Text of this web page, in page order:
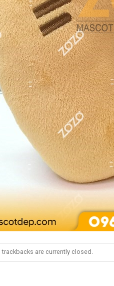
are currently closed.